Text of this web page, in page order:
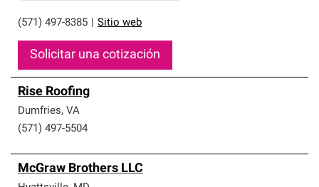
(571) 497-8385 Sitio web
Solicitar una cotización
Rise Roofing
Dumfries, VA
(571) 497-5504
McGraw Brothers LLC